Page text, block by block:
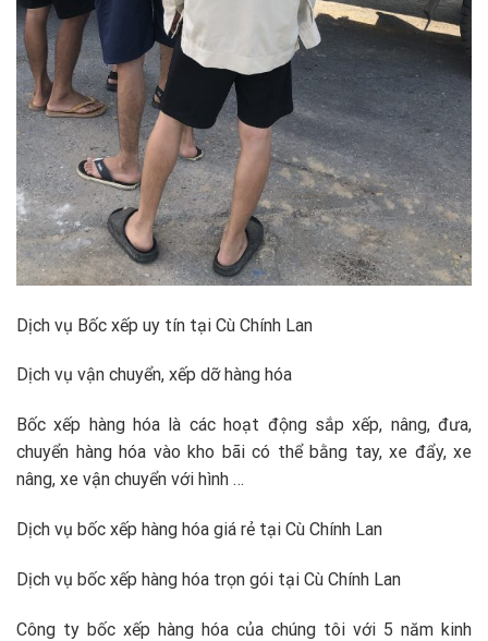
Dịch vụ Bốc xếp uy tín tại Cù Chính Lan
Dịch vụ vận chuyển, xếp dỡ hàng hóa
Bốc xếp hàng hóa là các hoạt động sắp xếp, nâng, đưa,
chuyển hàng hóa vào kho bãi có thể bằng tay, xe đẩy, xe
nâng, xe vận chuyển với hình …
Dịch vụ bốc xếp hàng hóa giá rẻ tại Cù Chính Lan
Dịch vụ bốc xếp hàng hóa trọn gói tại Cù Chính Lan
Công ty bốc xếp hàng hóa của chúng tôi với 5 năm kinh